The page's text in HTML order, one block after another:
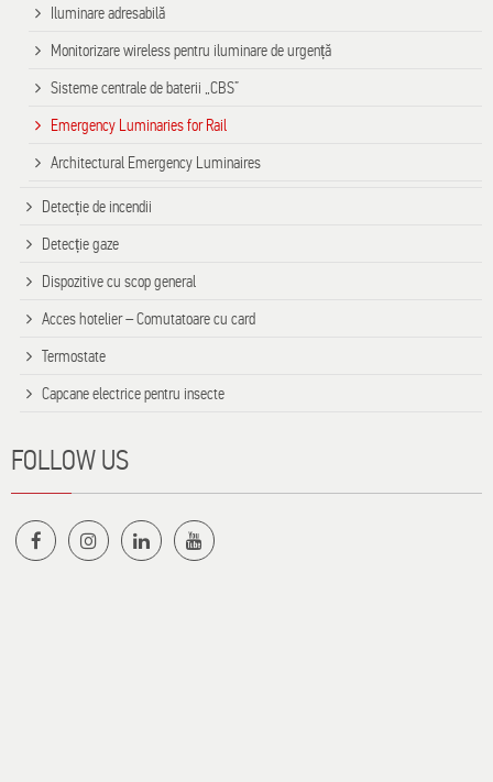
Iluminare adresabilă
Monitorizare wireless pentru iluminare de urgență
Sisteme centrale de baterii „CBS”
Emergency Luminaries for Rail
Architectural Emergency Luminaires
Detecție de incendii
Detecție gaze
Dispozitive cu scop general
Acces hotelier – Comutatoare cu card
Termostate
Capcane electrice pentru insecte
FOLLOW US